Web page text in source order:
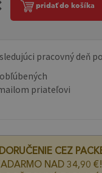
pridať do košíka
pracovný deň
priateľovi
DORUČENIE CEZ
NAD 34,90